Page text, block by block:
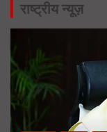
राष्ट्रीय न्यूज़